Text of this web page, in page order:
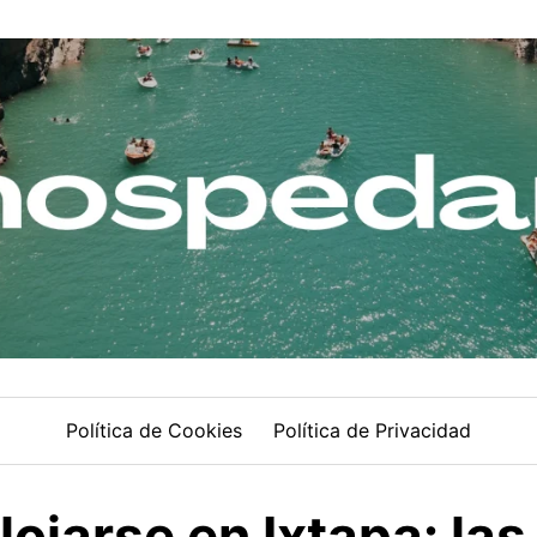
Política de Cookies Política de Privacidad